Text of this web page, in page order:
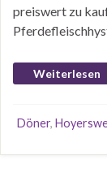
preiswert zu
Weiterlesen
Döner,